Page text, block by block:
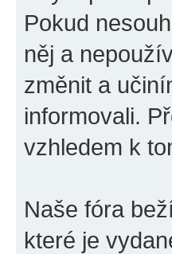
Pokud
něj a
změnit a
informovali.
vzhledem k
Naše fóra
které je